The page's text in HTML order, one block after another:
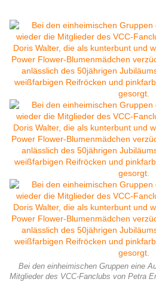
Bei den einheimischen Gruppen eine
Mitglieder des VCC-Fanclubs von Petra